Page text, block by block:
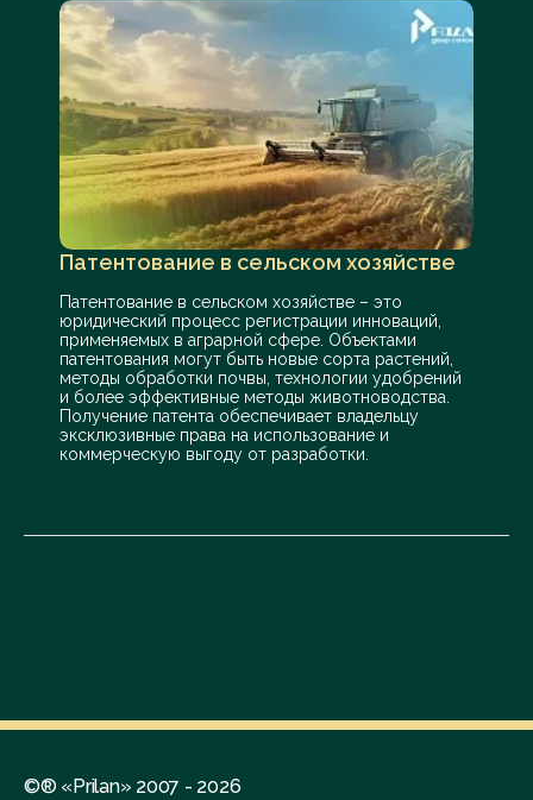
Патентование в сельском хозяйстве
Патентование в сельском хозяйстве – это
юридический процесс регистрации инноваций,
применяемых в аграрной сфере. Объектами
патентования могут быть новые сорта растений,
методы обработки почвы, технологии удобрений
и более эффективные методы животноводства.
Получение патента обеспечивает владельцу
эксклюзивные права на использование и
коммерческую выгоду от разработки.
©® «Prilan» 2007 - 2026